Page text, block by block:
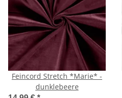
Feincord Stretch *Marie* -
dunklebeere